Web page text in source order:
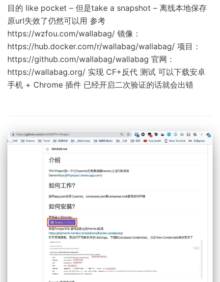
目的 like pocket – 但是take a snapshot – 离线本地保存
原url失效了仍然可以用 参考
https://wzfou.com/wallabag/ 镜像：
https://hub.docker.com/r/wallabag/wallabag/ 项目：
https://github.com/wallabag/wallabag 官网：
https://wallabag.org/ 实现 CF+反代 测试 可以下载安卓
手机 + Chrome 插件 已经开启二次验证的话就会出错